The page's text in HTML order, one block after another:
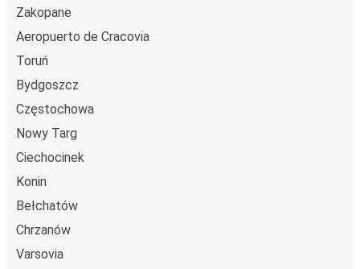
Zakopane
Aeropuerto de Cracovia
Toruń
Bydgoszcz
Częstochowa
Nowy Targ
Ciechocinek
Konin
Bełchatów
Chrzanów
Varsovia